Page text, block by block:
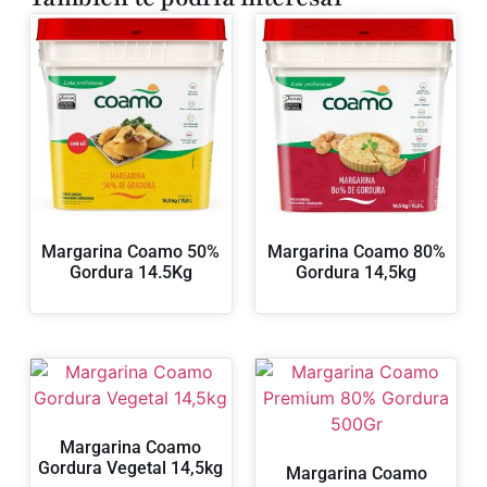
Margarina Coamo 50%
Gordura 14.5Kg
Margarina Coamo 80%
Gordura 14,5kg
Margarina Coamo
Gordura Vegetal 14,5kg
Margarina Coamo